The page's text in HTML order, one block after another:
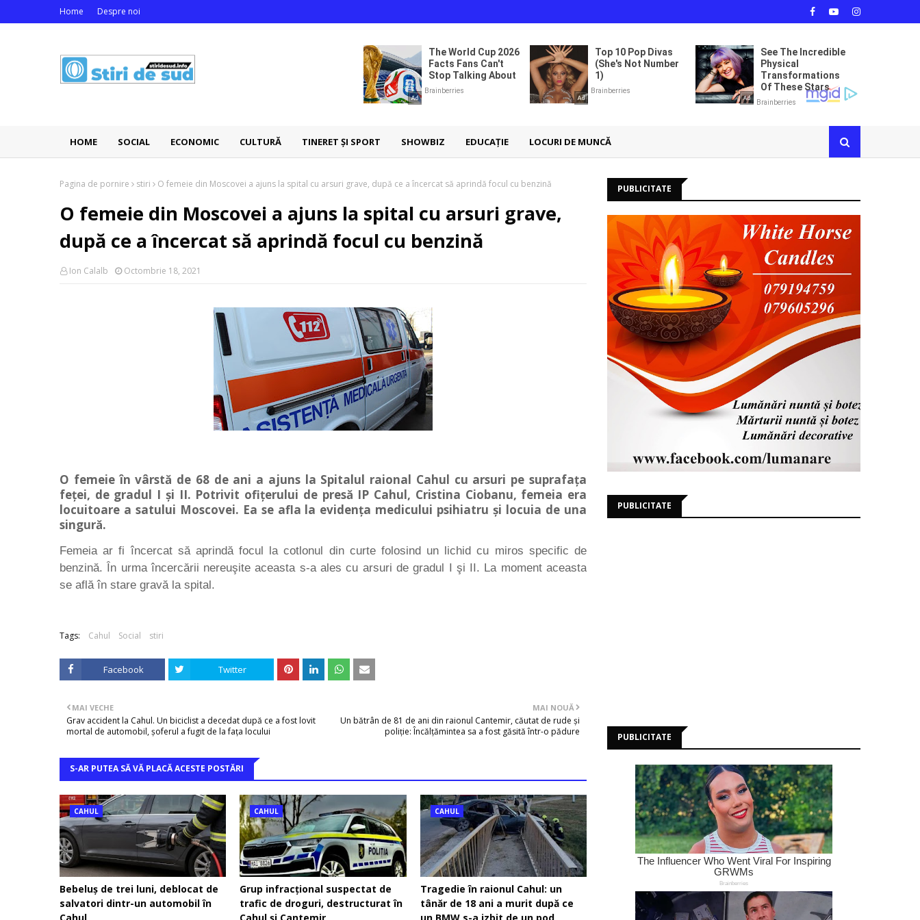
Home Despre noi
HOME SOCIAL ECONOMIC CULTURĂ TINERET ȘI SPORT SHOWBIZ EDUCAȚIE LOCURI DE MUNCĂ
Pagina de pornire stiri O femeie din Moscovei a ajuns la spital cu arsuri grave, după ce a încercat să aprindă focul cu benzină
O femeie din Moscovei a ajuns la spital cu arsuri grave,
după ce a încercat să aprindă focul cu benzină
Ion Calalb Octombrie 18, 2021
O femeie în vârstă de 68 de ani a ajuns la Spitalul raional Cahul cu arsuri pe suprafața
feței, de gradul I și II. Potrivit ofițerului de presă IP Cahul, Cristina Ciobanu, femeia era
locuitoare a satului Moscovei. Ea se afla la evidența medicului psihiatru și locuia de una
singură.
Femeia ar fi încercat să aprindă focul la cotlonul din curte folosind un lichid cu miros specific de
benzină. În urma încercării nereuşite aceasta s-a ales cu arsuri de gradul I şi II. La moment aceasta
se află în stare gravă la spital.
Tags: Cahul Social stiri
Facebook Twitter
MAI NOUĂ
Un bătrân de 81 de ani din raionul Cantemir, căutat de rude și
poliție: Încălțămintea sa a fost găsită într-o pădure
MAI VECHE
Grav accident la Cahul. Un biciclist a decedat după ce a fost lovit
mortal de automobil, șoferul a fugit de la fața locului
S-AR PUTEA SĂ VĂ PLACĂ ACESTE POSTĂRI
CAHUL
Bebeluș de trei luni, deblocat de
salvatori dintr-un automobil în
CAHUL
Grup infracțional suspectat de
trafic de droguri, destructurat în
CAHUL
Tragedie în raionul Cahul: un
tânăr de 18 ani a murit după ce
PUBLICITATE
PUBLICITATE
PUBLICITATE